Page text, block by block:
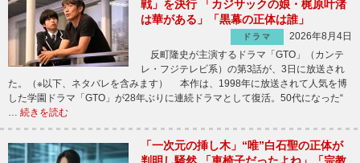
戦」を決行 「カジサックの娘・梶原叶渚
は華がある」「黒幕の正体は誰」
ドラマ
2026年8月4日
反町隆史が主演するドラマ「GTO」（カンテ
レ・フジテレビ系）の第3話が、3日に放送され
た。（※以下、ネタバレを含みます） 本作は、1998年に放送されて人気を博
した学園ドラマ「GTO」が28年ぶりに連続ドラマとして復活。50代になった“
続きを読む
「一次元の挿し木」“唯”白石聖の正体が
判明し騒然 「車椅子だったよね」「宗教